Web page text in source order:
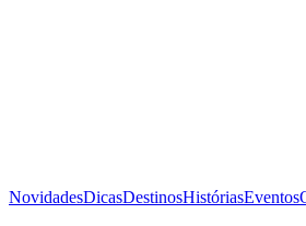
NovidadesDicasDestinosHistóriasEventos